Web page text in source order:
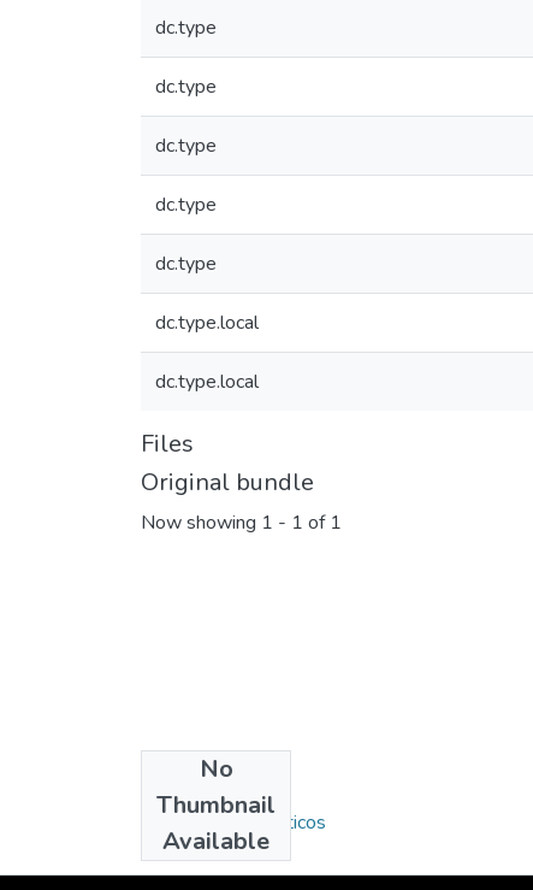
dc.type
dc.type
dc.type
dc.type
dc.type
dc.type.local
dc.type.local
Files
Original bundle
Now showing 1 - 1 of 1
No
Thumbnail
Available
Collections
Artículos periodísticos